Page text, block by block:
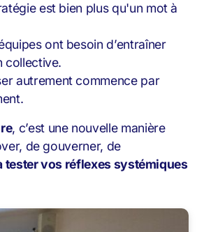
est bien plus qu'un mot à
ont besoin d’entraîner
collective.
autrement commence par
, c’est une nouvelle manière
de gouverner, de
tester vos réflexes systémiques